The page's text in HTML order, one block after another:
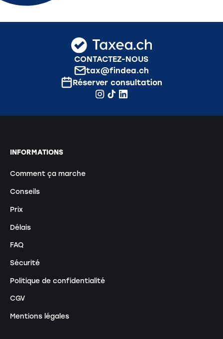
CONTACTEZ-NOUS
tax@findea.ch
Réserver consultation
INFORMATIONS
Comment ça marche
Conseils
Prix
Délais
FAQ
Sécurité
Politique de confidentialité
CGV
Mentions légales